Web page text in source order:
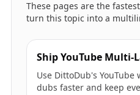
These pages are the
turn this topic into a
Ship YouTube Multi-
Use DittoDub's
dubs faster and keep